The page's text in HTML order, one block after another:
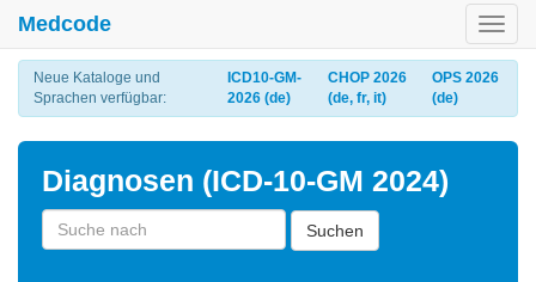
Medcode
Neue Kataloge und
Sprachen verfügbar:
ICD10-GM-
2026 (de)
CHOP 2026
(de, fr, it)
OPS 2026
(de)
Diagnosen (ICD-10-GM 2024)
Suchen